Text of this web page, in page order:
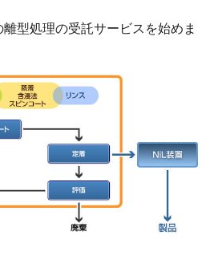
型処理の受託サービスを始めま